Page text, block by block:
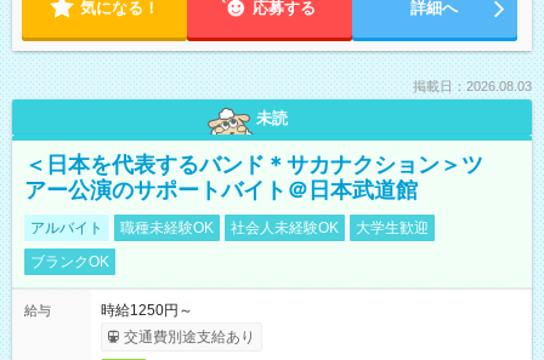
気になる！ 応募する 詳細へ
掲載日：2026.08.03
未読
＜日本を代表するバンド＊サカナクション＞ツ
アー公演のサポートバイト＠日本武道館
アルバイト 職種未経験OK 社会人未経験OK
大学生歓迎
ブランクOK
給与
時給1250円～
交通費別途支給あり